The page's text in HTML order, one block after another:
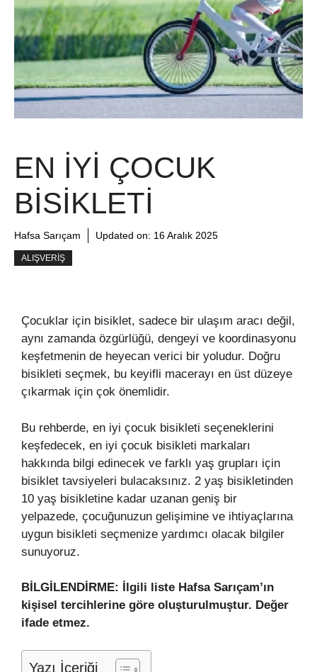
EN İYI ÇOCUK
BISIKLETI
Hafsa Sarıçam Updated on: 16 Aralık 2025
ALIŞVERIŞ
Çocuklar için bisiklet, sadece bir ulaşım aracı değil,
aynı zamanda özgürlüğü, dengeyi ve koordinasyonu
keşfetmenin de heyecan verici bir yoludur. Doğru
bisikleti seçmek, bu keyifli macerayı en üst düzeye
çıkarmak için çok önemlidir.
Bu rehberde, en iyi çocuk bisikleti seçeneklerini
keşfedecek, en iyi çocuk bisikleti markaları
hakkında bilgi edinecek ve farklı yaş grupları için
bisiklet tavsiyeleri bulacaksınız. 2 yaş bisikletinden
10 yaş bisikletine kadar uzanan geniş bir
yelpazede, çocuğunuzun gelişimine ve ihtiyaçlarına
uygun bisikleti seçmenize yardımcı olacak bilgiler
sunuyoruz.
BİLGİLENDİRME: İlgili liste Hafsa Sarıçam’ın
kişisel tercihlerine göre oluşturulmuştur. Değer
ifade etmez.
Yazı İçeriği